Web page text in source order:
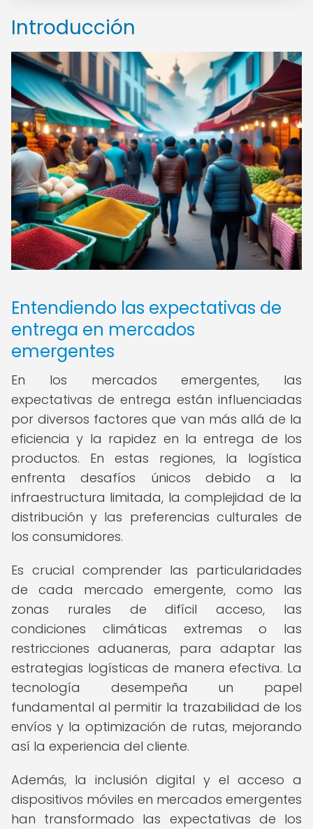
Introducción
Entendiendo las expectativas de
entrega en mercados
emergentes
En los mercados emergentes, las
expectativas de entrega están influenciadas
por diversos factores que van más allá de la
eficiencia y la rapidez en la entrega de los
productos. En estas regiones, la logística
enfrenta desafíos únicos debido a la
infraestructura limitada, la complejidad de la
distribución y las preferencias culturales de
los consumidores.
Es crucial comprender las particularidades
de cada mercado emergente, como las
zonas rurales de difícil acceso, las
condiciones climáticas extremas o las
restricciones aduaneras, para adaptar las
estrategias logísticas de manera efectiva. La
tecnología desempeña un papel
fundamental al permitir la trazabilidad de los
envíos y la optimización de rutas, mejorando
así la experiencia del cliente.
Además, la inclusión digital y el acceso a
dispositivos móviles en mercados emergentes
han transformado las expectativas de los